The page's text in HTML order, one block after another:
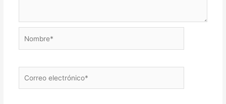
electrónico*